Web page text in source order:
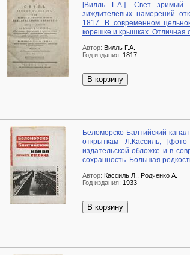
[Вилль Г.А.]. Свет зримый
зиждителевых намерений
1817. В современном
корешке и крышках. Отличная
Автор: Вилль Г.А.
Год издания: 1817
В корзину
Беломорско-Балтийский
открыткам Л.Кассиль,
издательской обложке и в
сохранность. Большая
Автор: Кассиль Л., Родченко А.
Год издания: 1933
В корзину